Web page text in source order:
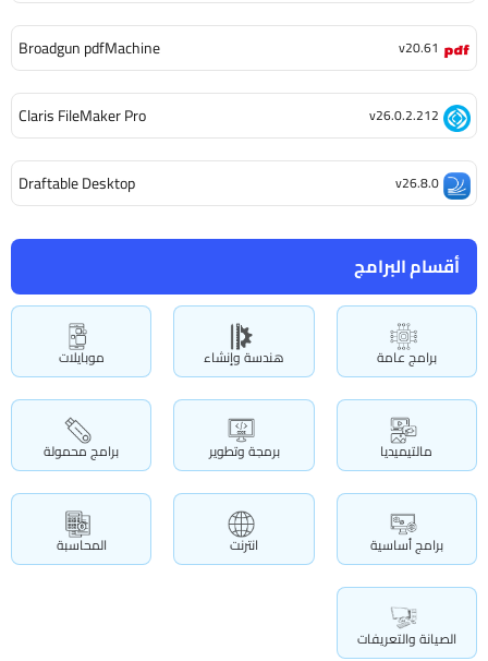
أقسام البرامج
برامج عامة هندسة وإنشاء موبايلات
مالتيميديا برمجة وتطوير برامج محمولة
برامج أساسية انترنت المحاسبة
الصيانة والتعريفات
Broadgun pdfMachine v20.61
Claris FileMaker Pro v26.0.2.212
Draftable Desktop v26.8.0